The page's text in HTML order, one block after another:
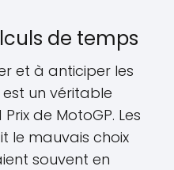
de temps
et à anticiper les
un véritable
de MotoGP. Les
le mauvais choix
souvent en